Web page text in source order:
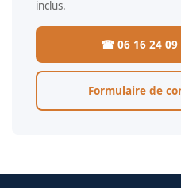
inclus.
☎ 06 16 24 09
Formulaire de